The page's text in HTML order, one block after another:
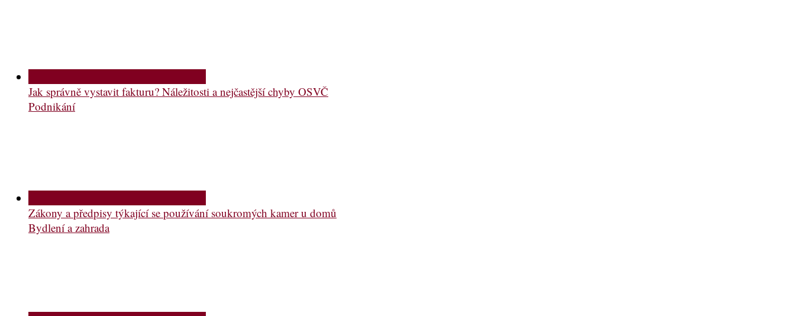
Jak správně vystavit fakturu? Náležitosti a nejčastější chyby OSVČ
Podnikání
Zákony a předpisy týkající se používání soukromých kamer u domů
Bydlení a zahrada